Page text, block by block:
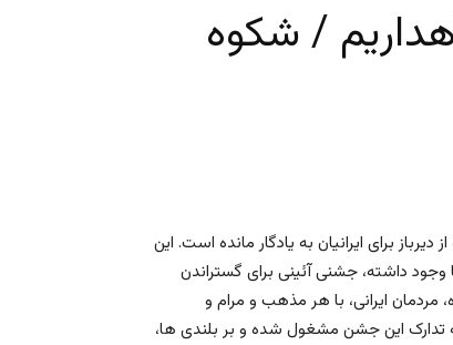
/ شکوه
برای ايرانيان به یادگار مانده است. اين
داشته، جشنی آئينی برای گستراندن
ايرانی، با هر مذهب و مرام و
تدارک این جشن مشغول شده و بر بلندی ها،